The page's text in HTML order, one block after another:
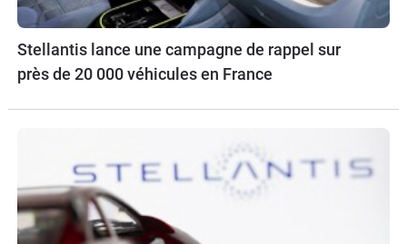
Stellantis lance une campagne de rappel sur
près de 20 000 véhicules en France